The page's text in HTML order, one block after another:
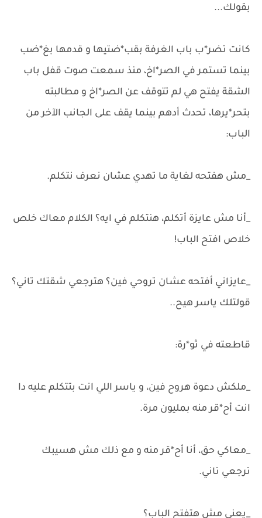
بقولك...
كانت تضر*ب باب الغرفة بقب*ضتيها و قدمها بغ*ضب
بينما تستمر في الصر*اخ، منذ سمعت صوت قفل باب
الشقة يفتح هي لم تتوقف عن الصر*اخ و مطالبته
بتحر*يرها، تحدث أدهم بينما يقف على الجانب الآخر من
الباب:
_مش هفتحه لغاية ما تهدي عشان نعرف نتكلم.
_أنا مش عايزة أتكلم، هنتكلم في ايه؟ الكلام معاك خلص
خلاص افتح الباب!
_عايزاني أفتحه عشان تروحي فين؟ هترجعي شقتك تاني؟
قولتلك ياسر هيح..
قاطعته في ثو*رة:
_ملكش دعوة هروح فين، و ياسر اللي انت بتتكلم عليه دا
انت أح*قر منه بمليون مرة.
_معاكي حق، أنا أح*قر منه و مع ذلك مش هسيبك
ترجعي تاني.
_يعني مش هتفتح الباب؟